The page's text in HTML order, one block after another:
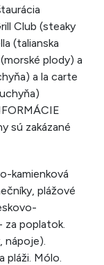
Club (steaky
(talianska
plody) a
a la carte
sú zakázané
kamienková
plážové
za poplatok.
nápoje).
pláži. Mólo.